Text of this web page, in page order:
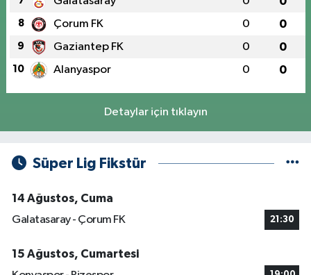
8 Çorum FK 0 0
9 Gaziantep FK 0 0
10 Alanyaspor 0 0
Detaylar için tıklayın
Süper Lig Fikstür
14 Ağustos, Cuma
Galatasaray - Çorum FK
21:30
15 Ağustos, Cumartesi